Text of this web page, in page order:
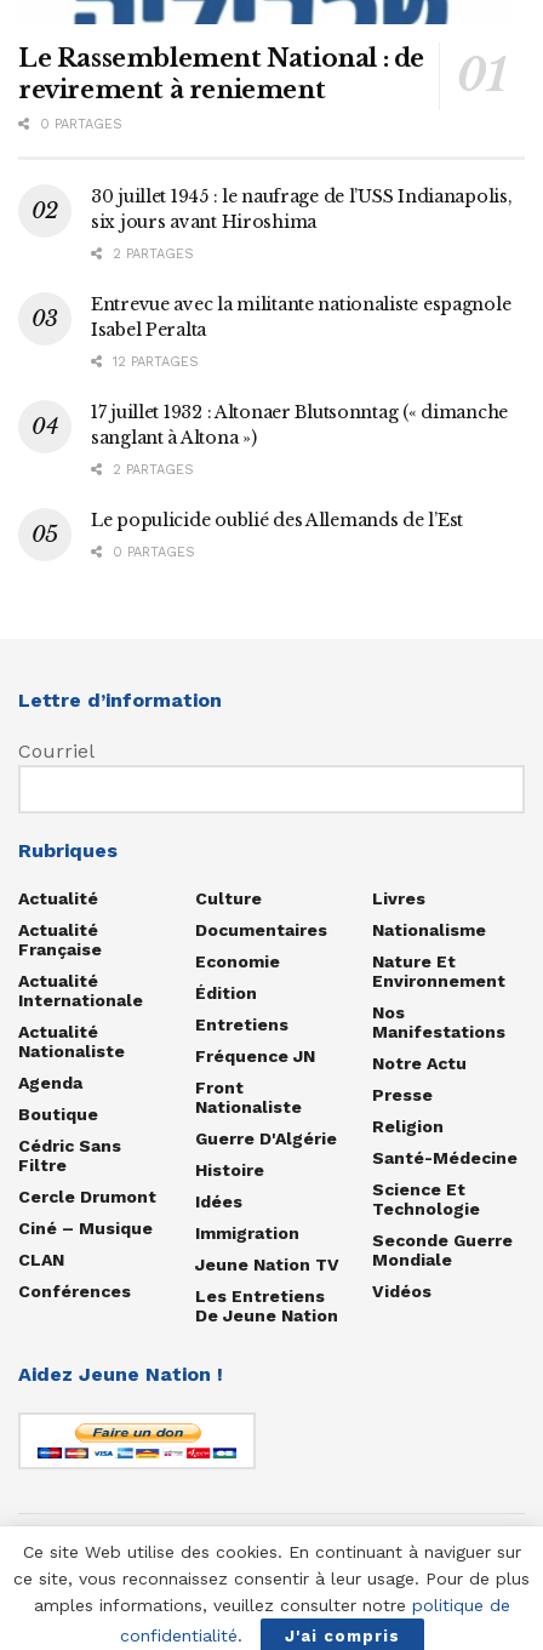
Le Rassemblement National : de
revirement à reniement
0 PARTAGES
30 juillet 1945 : le naufrage de l’USS Indianapolis,
six jours avant Hiroshima
2 PARTAGES
Entrevue avec la militante nationaliste espagnole
Isabel Peralta
12 PARTAGES
17 juillet 1932 : Altonaer Blutsonntag (« dimanche
sanglant à Altona »)
2 PARTAGES
Le populicide oublié des Allemands de l’Est
0 PARTAGES
Lettre d’information
Courriel
Rubriques
Actualité
Actualité
Française
Actualité
Internationale
Actualité
Nationaliste
Agenda
Boutique
Cédric Sans
Filtre
Cercle Drumont
Ciné – Musique
CLAN
Conférences
Culture
Documentaires
Economie
Édition
Entretiens
Fréquence JN
Front
Nationaliste
Guerre D'Algérie
Histoire
Idées
Immigration
Jeune Nation TV
Les Entretiens
De Jeune Nation
Livres
Nationalisme
Nature Et
Environnement
Nos
Manifestations
Notre Actu
Presse
Religion
Santé-Médecine
Science Et
Technologie
Seconde Guerre
Mondiale
Vidéos
Aidez Jeune Nation !
© 1958-2025 Jeune Nation
Ce site Web utilise des cookies. En continuant à naviguer sur
ce site, vous reconnaissez consentir à leur usage. Pour de plus
amples informations, veuillez consulter notre politique de
confidentialité. J'ai compris